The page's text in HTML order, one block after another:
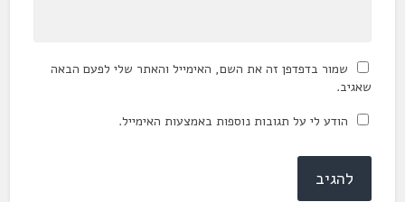
שמור בדפדפן זה את השם, האימייל והאתר שלי לפעם הבאה
שאגיב.
הודע לי על תגובות נוספות באמצעות האימייל.